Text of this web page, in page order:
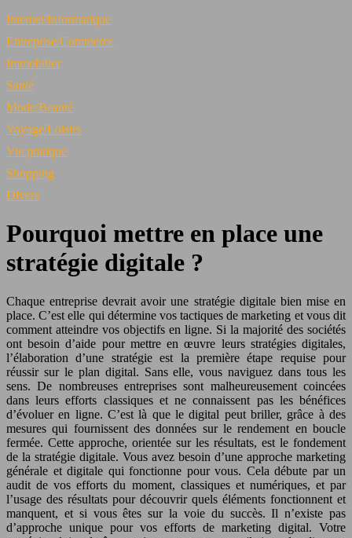
Internet/Informatique
Entreprise/Commerce
Immobilier
Santé
Mode/Beauté
Voyage/Loisirs
Vie pratique
Shopping
Divers
Pourquoi mettre en place une
stratégie digitale ?
Chaque entreprise devrait avoir une stratégie digitale bien mise en
place. C’est elle qui détermine vos tactiques de marketing et vous dit
comment atteindre vos objectifs en ligne. Si la majorité des sociétés
ont besoin d’aide pour mettre en œuvre leurs stratégies digitales,
l’élaboration d’une stratégie est la première étape requise pour
réussir sur le plan digital. Sans elle, vous naviguez dans tous les
sens. De nombreuses entreprises sont malheureusement coincées
dans leurs efforts classiques et ne connaissent pas les bénéfices
d’évoluer en ligne. C’est là que le digital peut briller, grâce à des
mesures qui fournissent des données sur le rendement en boucle
fermée. Cette approche, orientée sur les résultats, est le fondement
de la stratégie digitale. Vous avez besoin d’une approche marketing
générale et digitale qui fonctionne pour vous. Cela débute par un
audit de vos efforts du moment, classiques et numériques, et par
l’usage des résultats pour découvrir quels éléments fonctionnent et
manquent, et si vous êtes sur la voie du succès. Il n’existe pas
d’approche unique pour vos efforts de marketing digital. Votre